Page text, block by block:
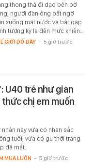
thong thả đi dạo bên bờ
người đàn ông bất ngờ
xuống mặt nước và bắt gặp
tượng kỳ lạ đến mức khiến…
GIỚI ĐÓ ĐÂY - 5 giờ trước
U40 trẻ như gian
chị em muốn
nhân này vừa có nhan sắc
tuổi, vừa có gu thời trang
đã mắt.
MUA LUÔN - 5 giờ trước